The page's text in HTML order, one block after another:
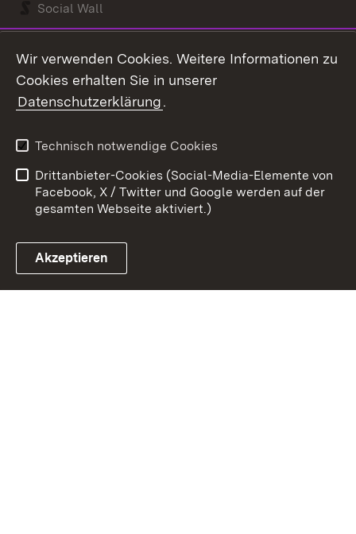
Social Wall
Link zum Landesportal
Kontakt
Barrierefreiheit
Impressum
Cookies
Wir verwenden Cookies. Weitere Informationen zu
Cookies erhalten Sie in unserer
Datenschutzerklärung.
Technisch notwendige Cookies
Drittanbieter-Cookies (Social-Media-Elemente von
Facebook, X / Twitter und Google werden auf der
gesamten Webseite aktiviert.)
Akzeptieren